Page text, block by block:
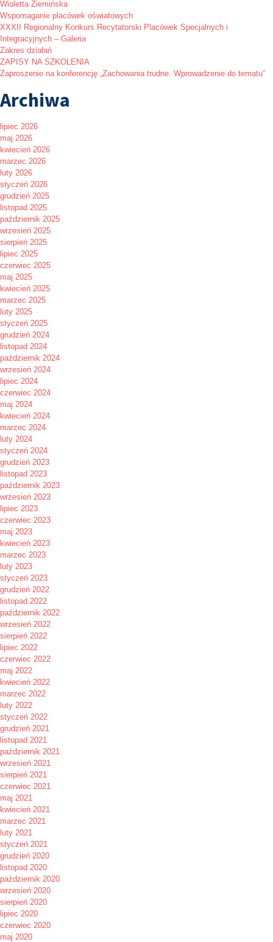
Wioletta Ziemińska
Wspomaganie placówek oświatowych
XXXII Regionalny Konkurs Recytatorski Placówek Specjalnych i
Integracyjnych – Galeria
Zakres działań
ZAPISY NA SZKOLENIA
Zaproszenie na konferencję „Zachowania trudne. Wprowadzenie do tematu”
Archiwa
lipiec 2026
maj 2026
kwiecień 2026
marzec 2026
luty 2026
styczeń 2026
grudzień 2025
listopad 2025
październik 2025
wrzesień 2025
sierpień 2025
lipiec 2025
czerwiec 2025
maj 2025
kwiecień 2025
marzec 2025
luty 2025
styczeń 2025
grudzień 2024
listopad 2024
październik 2024
wrzesień 2024
lipiec 2024
czerwiec 2024
maj 2024
kwiecień 2024
marzec 2024
luty 2024
styczeń 2024
grudzień 2023
listopad 2023
październik 2023
wrzesień 2023
lipiec 2023
czerwiec 2023
maj 2023
kwiecień 2023
marzec 2023
luty 2023
styczeń 2023
grudzień 2022
listopad 2022
październik 2022
wrzesień 2022
sierpień 2022
lipiec 2022
czerwiec 2022
maj 2022
kwiecień 2022
marzec 2022
luty 2022
styczeń 2022
grudzień 2021
listopad 2021
październik 2021
wrzesień 2021
sierpień 2021
czerwiec 2021
maj 2021
kwiecień 2021
marzec 2021
luty 2021
styczeń 2021
grudzień 2020
listopad 2020
październik 2020
wrzesień 2020
sierpień 2020
lipiec 2020
czerwiec 2020
maj 2020